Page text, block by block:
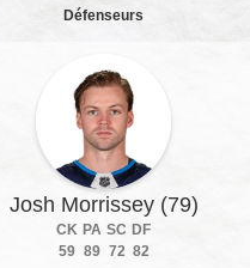
Défenseurs
Josh Morrissey (79)
CK PA SC DF
59 89 72 82